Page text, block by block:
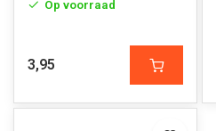
Op voorraad
3,95